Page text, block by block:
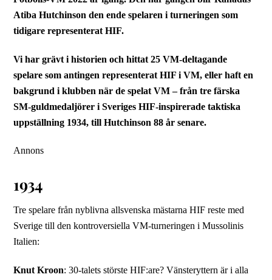
Atiba Hutchinson den ende spelaren i turneringen som
tidigare representerat HIF.
Vi har grävt i historien och hittat 25 VM-deltagande
spelare som antingen representerat HIF i VM, eller haft en
bakgrund i klubben när de spelat VM – från tre färska
SM-guldmedaljörer i Sveriges HIF-inspirerade taktiska
uppställning 1934, till Hutchinson 88 år senare.
Annons
1934
Tre spelare från nyblivna allsvenska mästarna HIF reste med
Sverige till den kontroversiella VM-turneringen i Mussolinis
Italien:
Knut Kroon: 30-talets störste HIF:are? Vänsteryttern är i alla